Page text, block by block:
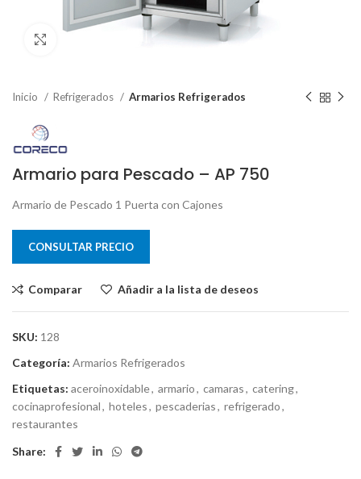
Inicio Refrigerados Armarios Refrigerados
Armario para Pescado – AP 750
Armario de Pescado 1 Puerta con Cajones
CONSULTAR PRECIO
Comparar Añadir a la lista de deseos
SKU: 128
Categoría: Armarios Refrigerados
Etiquetas: aceroinoxidable, armario, camaras, catering,
cocinaprofesional, hoteles, pescaderias, refrigerado,
restaurantes
Share: